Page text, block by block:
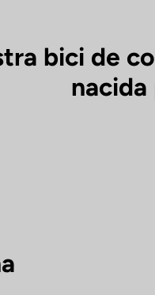
bici de
nacida